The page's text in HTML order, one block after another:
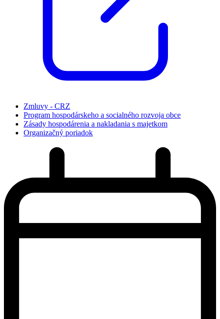
Zmluvy - CRZ
Program hospodárskeho a socialného rozvoja obce
Zásady hospodárenia a nakladania s majetkom
Organizačný poriadok